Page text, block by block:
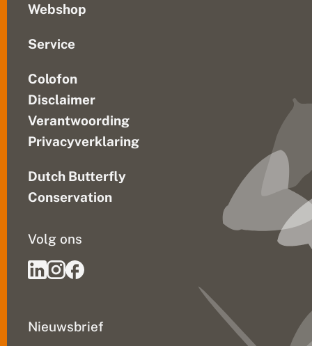
Webshop
Service
Colofon
Disclaimer
Verantwoording
Privacyverklaring
Dutch Butterfly
Conservation
Nieuwsbrief
Volg ons